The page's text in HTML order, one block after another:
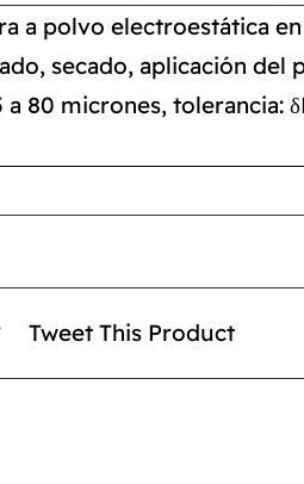
a polvo electroestática
secado, aplicación
a 80 micrones, tolerancia:
Tweet This Product